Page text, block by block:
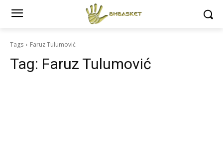
Tags Faruz Tulumović
Tag: Faruz Tulumović